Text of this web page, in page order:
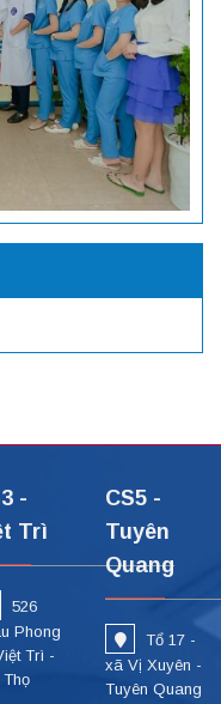
-
Trì
526
Phong
Trì -
Thọ
CS5 -
Tuyên
Quang
Tổ 17 -
xã Vị Xuyên -
Tuyên Quang